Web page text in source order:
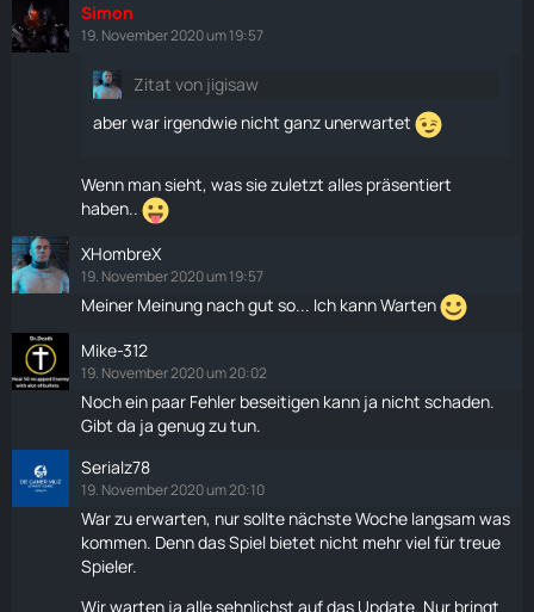
Simon
19. November 2020 um 19:57
Zitat von jigisaw
aber war irgendwie nicht ganz unerwartet
Wenn man sieht, was sie zuletzt alles präsentiert
haben..
XHombreX
19. November 2020 um 19:57
Meiner Meinung nach gut so... Ich kann Warten
Mike-312
19. November 2020 um 20:02
Noch ein paar Fehler beseitigen kann ja nicht schaden.
Gibt da ja genug zu tun.
Serialz78
19. November 2020 um 20:10
War zu erwarten, nur sollte nächste Woche langsam was
kommen. Denn das Spiel bietet nicht mehr viel für treue
Spieler.
Wir warten ja alle sehnlichst auf das Update. Nur bringt